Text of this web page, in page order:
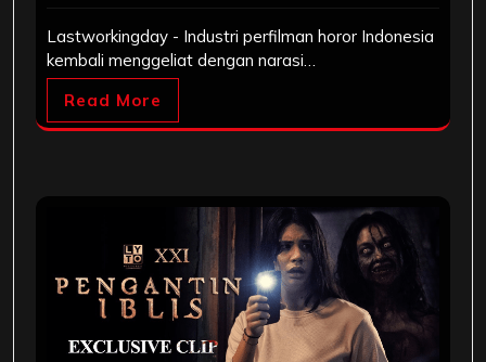
Lastworkingday - Industri perfilman horor Indonesia
kembali menggeliat dengan narasi…
Read More